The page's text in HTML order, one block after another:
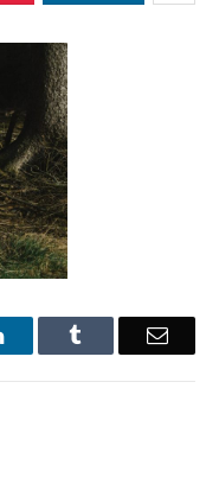
LinkedIn Email